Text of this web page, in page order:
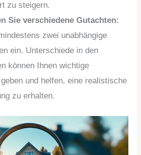
zu steigern.
Sie verschiedene Gutachten:
zwei unabhängige
ein. Unterschiede in den
können Ihnen wichtige
und helfen, eine realistische
zu erhalten.